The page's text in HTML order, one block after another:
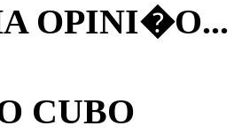
OPINI�O...
CUBO